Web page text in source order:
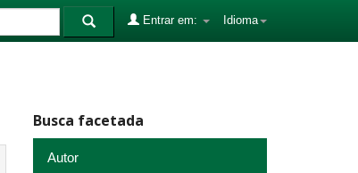
Idioma
Entrar em:
Busca facetada
Autor